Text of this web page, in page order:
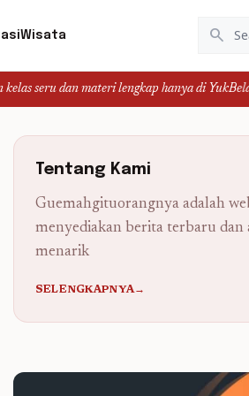
Wisata search
lengkap hanya di YukBelajar.com.
Tentang Kami
Guemahgituorangnya adalah
menyediakan berita terbaru dan
menarik
SELENGKAPNYA→